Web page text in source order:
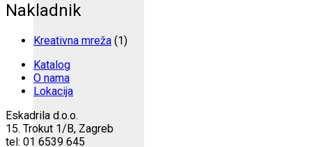
Nakladnik
Kreativna mreža (1)
Katalog
O nama
Lokacija
Eskadrila d.o.o.
15. Trokut 1/B, Zagreb
tel: 01 6539 645